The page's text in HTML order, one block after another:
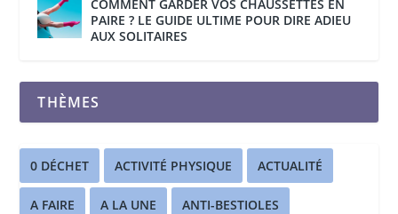
COMMENT GARDER VOS CHAUSSETTES EN
PAIRE ? LE GUIDE ULTIME POUR DIRE ADIEU
AUX SOLITAIRES
THÈMES
0 DÉCHET ACTIVITÉ PHYSIQUE ACTUALITÉ
A FAIRE A LA UNE ANTI-BESTIOLES